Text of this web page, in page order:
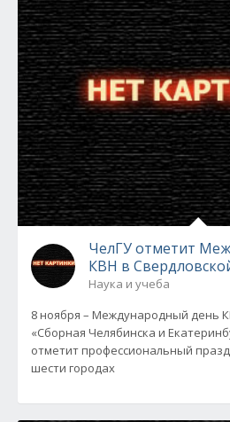
ЧелГУ отметит
КВН в
Наука и учеба
8 ноября – Международный день
«Сборная Челябинска и
отметит профессиональный
шести городах